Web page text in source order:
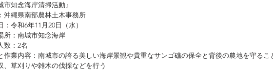
市知念海岸清掃活動』
沖縄県南部農林土木事務所
：令和6年11月20日（水）
所：南城市知念海岸
数：2名
作業内容：南城市の誇る美しい海岸景観や貴重なサンゴ礁の保全と背後の農地を守る
、草刈りや雑木の伐採などを行う